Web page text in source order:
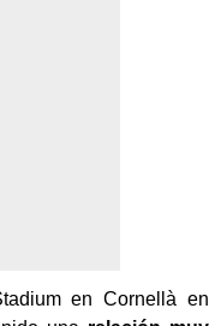
en Cornellà en